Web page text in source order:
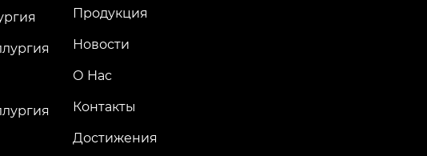
Продукция
Новости
О Нас
Контакты
Достижения